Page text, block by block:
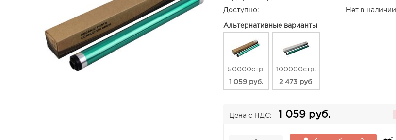
Доступно:
Нет в наличии
Альтернативные варианты
50000стр.
1 059 руб.
100000стр.
2 473 руб.
Цена с НДС: 1 059 руб.